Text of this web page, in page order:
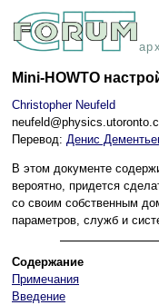
Mini-HOWTO
Christopher Neufeld
Перевод: Денис
В этом документе
вероятно, придется
со своим собственным
параметров, служб и
Содержание
Примечания
Введение